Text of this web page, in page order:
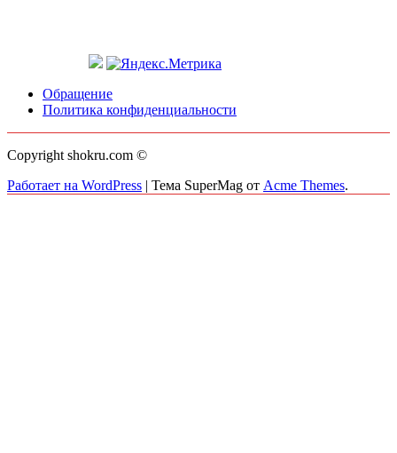
Обращение
Политика конфиденциальности
Copyright shokru.com ©
Работает на WordPress | Тема SuperMag от Acme Themes.